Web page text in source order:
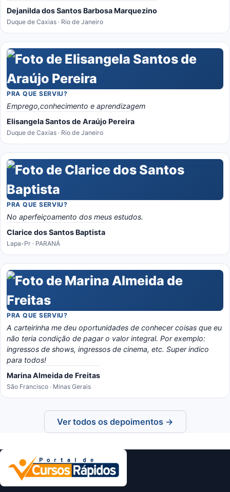
Dejanilda dos Santos Barbosa Marquezino
Duque de Caxias · Rio de Janeiro
PRA QUE SERVIU?
Emprego,conhecimento e aprendizagem
Elisangela Santos de Araújo Pereira
Duque de Caxias · Rio de Janeiro
PRA QUE SERVIU?
No aperfeiçoamento dos meus estudos.
Clarice dos Santos Baptista
Lapa-Pr · PARANÁ
PRA QUE SERVIU?
A carteirinha me deu oportunidades de conhecer coisas que eu
não teria condição de pagar o valor integral. Por exemplo:
ingressos de shows, ingressos de cinema, etc. Super indico
para todos!
Marina Almeida de Freitas
São Francisco · Minas Gerais
Ver todos os depoimentos →